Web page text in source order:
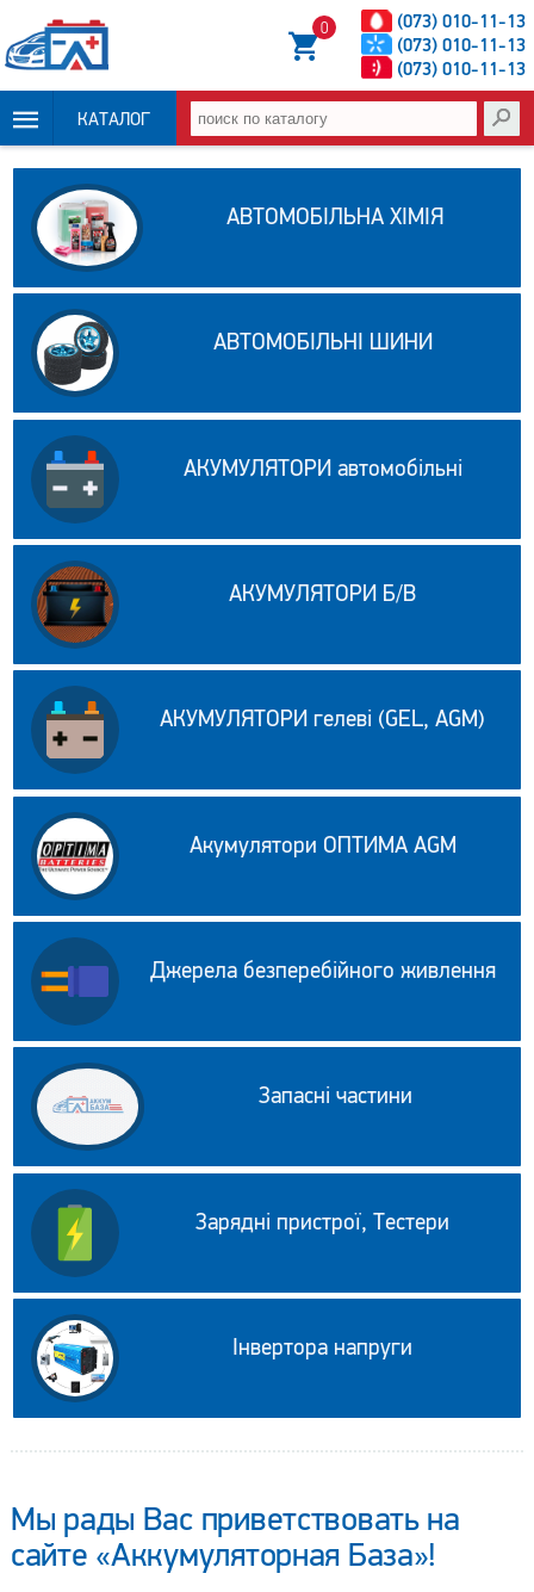
(073) 010-11-13
(073) 010-11-13
(073) 010-11-13
0
КАТАЛОГ
ДОСТАВКА
НОВОСТИ
СТАТЬИ
КОНТАКТЫ
АВТОМОБІЛЬНА ХІМІЯ
АВТОМОБІЛЬНІ ШИНИ
АКУМУЛЯТОРИ автомобільні
АКУМУЛЯТОРИ Б/В
АКУМУЛЯТОРИ гелеві (GEL, AGM)
Акумулятори ОПТИМА AGM
Джерела безперебійного живлення
Запасні частини
Зарядні пристрої, Тестери
Інвертора напруги
Мы рады Вас приветствовать на
сайте «Аккумуляторная База»!